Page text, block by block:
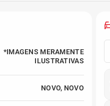
*IMAGENS MERAMENTE
ILUSTRATIVAS
NOVO, NOVO